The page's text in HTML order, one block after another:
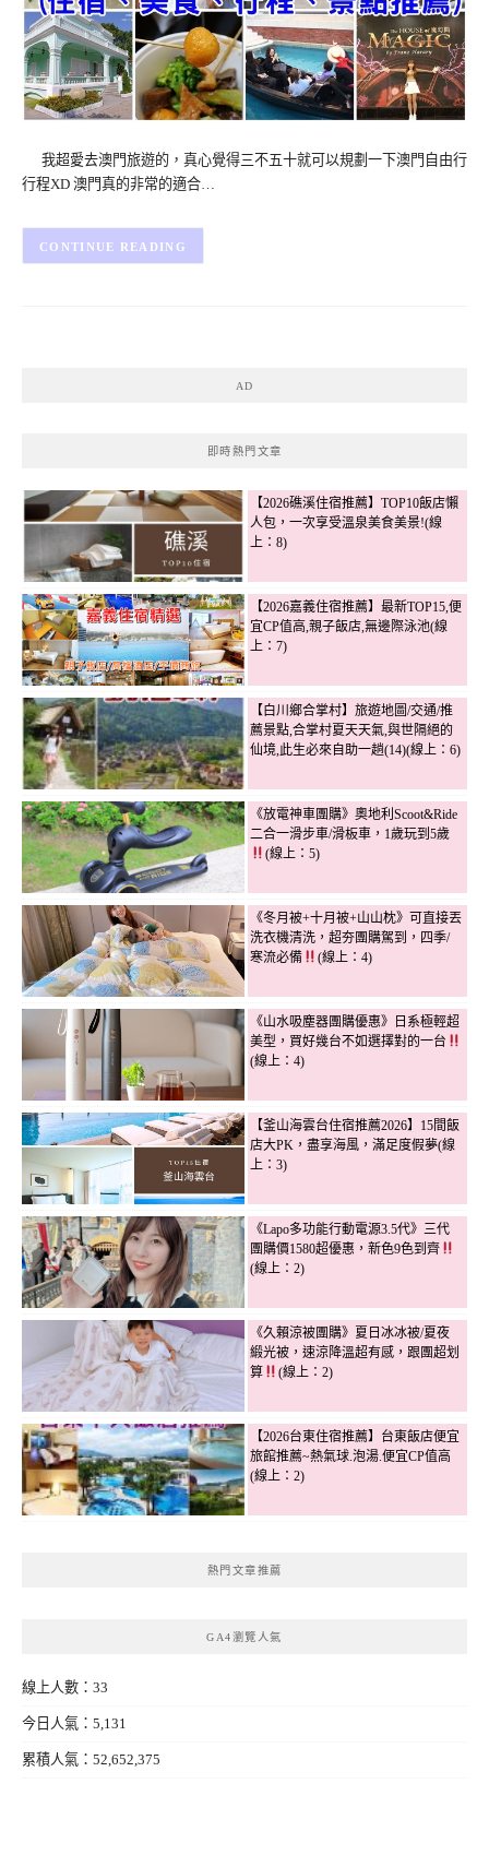
我超愛去澳門旅遊的，真心覺得三不五十就可以規劃一下澳門自由行
行程XD 澳門真的非常的適合…
CONTINUE READING
AD
即時熱門文章
【2026礁溪住宿推薦】TOP10飯店懶
人包，一次享受溫泉美食美景!(線
上：8)
【2026嘉義住宿推薦】最新TOP15,便
宜CP值高,親子飯店,無邊際泳池(線
上：7)
【白川鄉合掌村】旅遊地圖/交通/推
薦景點,合掌村夏天天氣,與世隔絕的
仙境,此生必來自助一趟(14)(線上：6)
《放電神車團購》奧地利Scoot&Ride
二合一滑步車/滑板車，1歲玩到5歲
(線上：5)
《冬月被+十月被+山山枕》可直接丟
洗衣機清洗，超夯團購駕到，四季/
寒流必備
(線上：4)
《山水吸塵器團購優惠》日系極輕超
美型，買好幾台不如選擇對的一台
(線上：4)
【釜山海雲台住宿推薦2026】15間飯
店大PK，盡享海風，滿足度假夢(線
上：3)
《Lapo多功能行動電源3.5代》三代
團購價1580超優惠，新色9色到齊
(線上：2)
《久賴涼被團購》夏日冰冰被/夏夜
緞光被，速涼降溫超有感，跟團超划
算
(線上：2)
【2026台東住宿推薦】台東飯店便宜
旅館推薦~熱氣球.泡湯.便宜CP值高
(線上：2)
熱門文章推薦
GA4瀏覽人氣
線上人數：33
今日人氣：5,131
累積人氣：52,652,375